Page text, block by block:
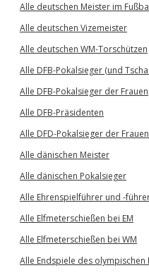
Alle deutschen Meister im
Alle deutschen Vizemeister
Alle deutschen WM-Torschützen
Alle DFB-Pokalsieger (und
Alle DFB-Pokalsieger der Frauen
Alle DFB-Präsidenten
Alle DFD-Pokalsieger der
Alle dänischen Meister
Alle dänischen Pokalsieger
Alle Ehrenspielführer und -
Alle Elfmeterschießen bei EM
Alle Elfmeterschießen bei WM
Alle Endspiele des